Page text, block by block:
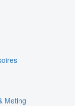
Meting